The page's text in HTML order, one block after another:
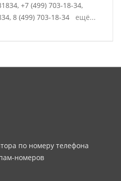
+7 (499) 703-18-34,
8 (499) 703-18-34 ещё...
по номеру телефона
номеров